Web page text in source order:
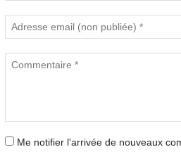
Me notifier l'arrivée de nouveaux